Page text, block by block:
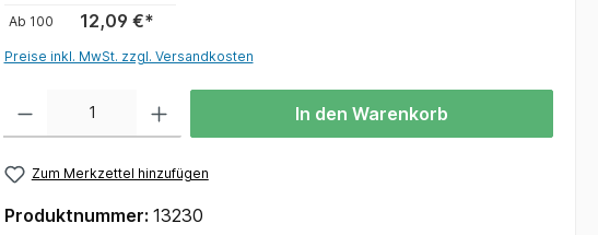
Ab 100 12,09 €*
Preise inkl. MwSt. zzgl. Versandkosten
In den Warenkorb
Zum Merkzettel hinzufügen
Produktnummer: 13230